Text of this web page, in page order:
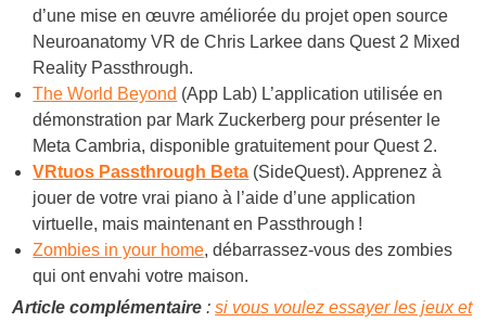
d’une mise en œuvre améliorée du projet open source
Neuroanatomy VR de Chris Larkee dans Quest 2 Mixed
Reality Passthrough.
The World Beyond (App Lab) L’application utilisée en
démonstration par Mark Zuckerberg pour présenter le
Meta Cambria, disponible gratuitement pour Quest 2.
VRtuos Passthrough Beta (SideQuest). Apprenez à
jouer de votre vrai piano à l’aide d’une application
virtuelle, mais maintenant en Passthrough !
Zombies in your home, débarrassez-vous des zombies
qui ont envahi votre maison.
Article complémentaire :si vous voulez essayer les jeux et